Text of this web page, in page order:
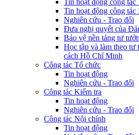
Tin hoạt động công tác
Nghiên cứu - Trao đổi
Đưa nghị quyết của
Bảo vệ nền tảng tư
Học tập và làm theo tư
cách Hồ Chí Minh
Công tác Tổ chức
Tin hoạt động
Nghiên cứu - Trao đổi
Công tác Kiểm tra
Tin hoạt động
Nghiên cứu - Trao đổi
Công tác Nội chính
Tin hoạt động